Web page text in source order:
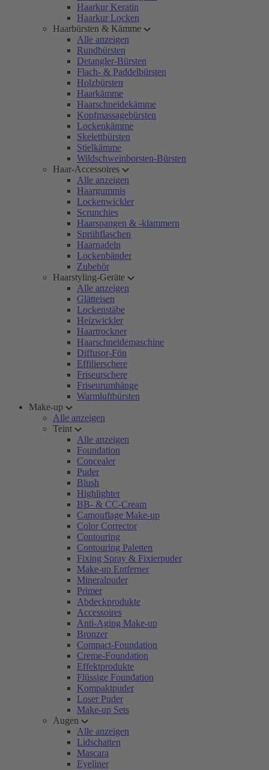
Haarkur Keratin
Haarkur Locken
Haarbürsten & Kämme
Alle anzeigen
Rundbürsten
Detangler-Bürsten
Flach- & Paddelbürsten
Holzbürsten
Haarkämme
Haarschneidekämme
Kopfmassagebürsten
Lockenkämme
Skelettbürsten
Stielkämme
Wildschweinborsten-Bürsten
Haar-Accessoires
Alle anzeigen
Haargummis
Lockenwickler
Scrunchies
Haarspangen & -klammern
Sprühflaschen
Haarnadeln
Lockenbänder
Zubehör
Haarstyling-Geräte
Alle anzeigen
Glätteisen
Lockenstäbe
Heizwickler
Haartrockner
Haarschneidemaschine
Diffusor-Fön
Effilierschere
Friseurschere
Friseurumhänge
Warmluftbürsten
Make-up
Alle anzeigen
Teint
Alle anzeigen
Foundation
Concealer
Puder
Blush
Highlighter
BB- & CC-Cream
Camouflage Make-up
Color Corrector
Contouring
Contouring Paletten
Fixing Spray & Fixierpuder
Make-up Entferner
Mineralpuder
Primer
Abdeckprodukte
Accessoires
Anti-Aging Make-up
Bronzer
Compact-Foundation
Creme-Foundation
Effektprodukte
Flüssige Foundation
Kompaktpuder
Loser Puder
Make-up Sets
Augen
Alle anzeigen
Lidschatten
Mascara
Eyeliner